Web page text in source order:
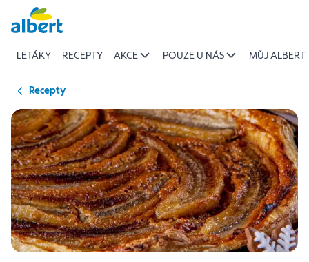
Přeskočit
LETÁKY RECEPTY AKCE POUZE U NÁS MŮJ ALBERT
Recepty